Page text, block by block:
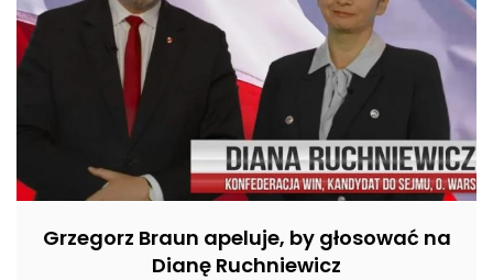
Grzegorz Braun apeluje, by głosować na
Dianę Ruchniewicz